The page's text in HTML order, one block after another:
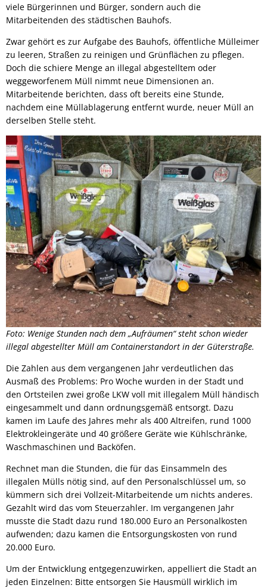
viele Bürgerinnen und Bürger, sondern auch die
Mitarbeitenden des städtischen Bauhofs.
Zwar gehört es zur Aufgabe des Bauhofs, öffentliche Mülleimer
zu leeren, Straßen zu reinigen und Grünflächen zu pflegen.
Doch die schiere Menge an illegal abgestelltem oder
weggeworfenem Müll nimmt neue Dimensionen an.
Mitarbeitende berichten, dass oft bereits eine Stunde,
nachdem eine Müllablagerung entfernt wurde, neuer Müll an
derselben Stelle steht.
Foto: Wenige Stunden nach dem „Aufräumen“ steht schon wieder
illegal abgestellter Müll am Containerstandort in der Güterstraße.
Die Zahlen aus dem vergangenen Jahr verdeutlichen das
Ausmaß des Problems: Pro Woche wurden in der Stadt und
den Ortsteilen zwei große LKW voll mit illegalem Müll händisch
eingesammelt und dann ordnungsgemäß entsorgt. Dazu
kamen im Laufe des Jahres mehr als 400 Altreifen, rund 1000
Elektrokleingeräte und 40 größere Geräte wie Kühlschränke,
Waschmaschinen und Backöfen.
Rechnet man die Stunden, die für das Einsammeln des
illegalen Mülls nötig sind, auf den Personalschlüssel um, so
kümmern sich drei Vollzeit-Mitarbeitende um nichts anderes.
Gezahlt wird das vom Steuerzahler. Im vergangenen Jahr
musste die Stadt dazu rund 180.000 Euro an Personalkosten
aufwenden; dazu kamen die Entsorgungskosten von rund
20.000 Euro.
Um der Entwicklung entgegenzuwirken, appelliert die Stadt an
jeden Einzelnen: Bitte entsorgen Sie Hausmüll wirklich im